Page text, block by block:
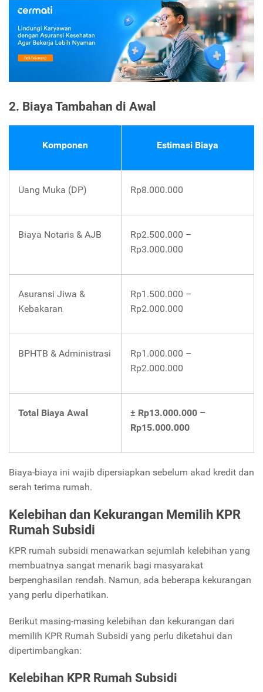
2. Biaya Tambahan di Awal
Komponen Estimasi Biaya
Uang Muka (DP) Rp8.000.000
Biaya Notaris & AJB
Rp2.500.000 –
Rp3.000.000
Asuransi Jiwa &
Kebakaran
Rp1.500.000 –
Rp2.000.000
BPHTB & Administrasi
Rp1.000.000 –
Rp2.000.000
Total Biaya Awal
± Rp13.000.000 –
Rp15.000.000
Biaya-biaya ini wajib dipersiapkan sebelum akad kredit dan
serah terima rumah.
Kelebihan dan Kekurangan Memilih KPR
Rumah Subsidi
KPR rumah subsidi menawarkan sejumlah kelebihan yang
membuatnya sangat menarik bagi masyarakat
berpenghasilan rendah. Namun, ada beberapa kekurangan
yang perlu diperhatikan.
Berikut masing-masing kelebihan dan kekurangan dari
memilih KPR Rumah Subsidi yang perlu diketahui dan
dipertimbangkan:
Kelebihan KPR Rumah Subsidi